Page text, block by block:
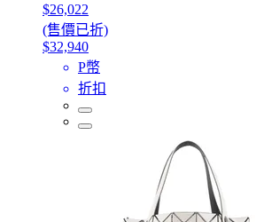
$26,022
(售價已折)
$32,940
P幣
折扣